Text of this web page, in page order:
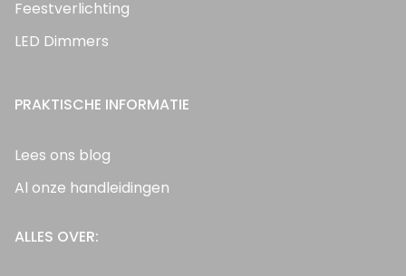
Feestverlichting
LED Dimmers
PRAKTISCHE INFORMATIE
Lees ons blog
Al onze handleidingen
ALLES OVER: